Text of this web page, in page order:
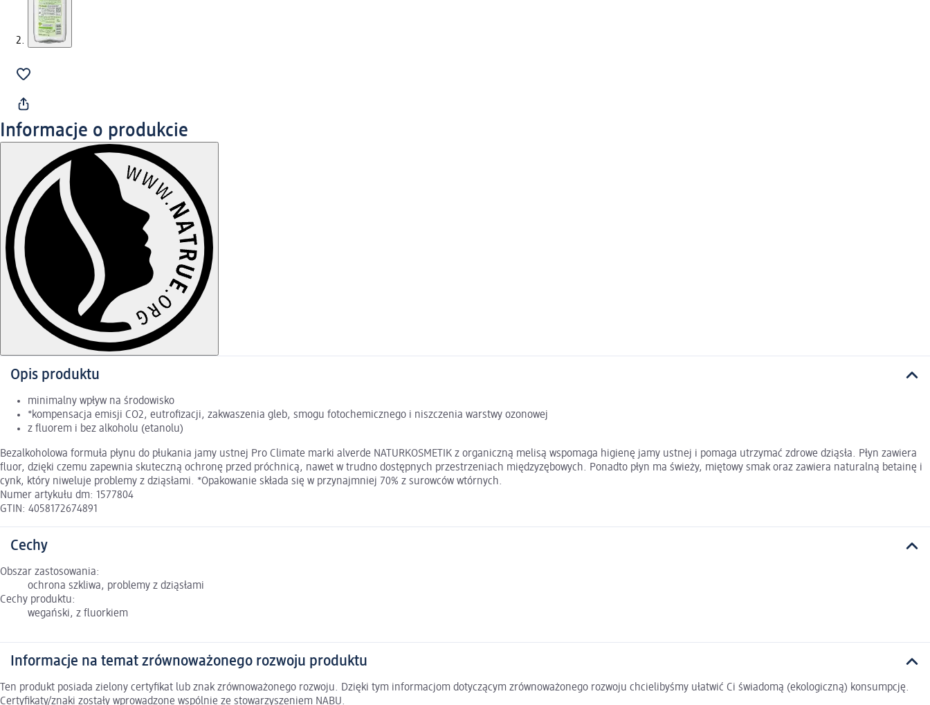
Informacje o produkcie
Opis produktu
minimalny wpływ na środowisko
*kompensacja emisji CO2, eutrofizacji, zakwaszenia gleb, smogu fotochemicznego i niszczenia warstwy ozonowej
z fluorem i bez alkoholu (etanolu)
Bezalkoholowa formuła płynu do płukania jamy ustnej Pro Climate marki alverde NATURKOSMETIK z organiczną melisą wspomaga higienę jamy ustnej i pomaga utrzymać zdrowe dziąsła. Płyn zawiera
fluor, dzięki czemu zapewnia skuteczną ochronę przed próchnicą, nawet w trudno dostępnych przestrzeniach międzyzębowych. Ponadto płyn ma świeży, miętowy smak oraz zawiera naturalną betainę i
cynk, który niweluje problemy z dziąsłami. *Opakowanie składa się w przynajmniej 70% z surowców wtórnych.
Numer artykułu dm: 1577804
GTIN: 4058172674891
Cechy
Obszar zastosowania:
ochrona szkliwa, problemy z dziąsłami
Cechy produktu:
wegański, z fluorkiem
Informacje na temat zrównoważonego rozwoju produktu
Ten produkt posiada zielony certyfikat lub znak zrównoważonego rozwoju. Dzięki tym informacjom dotyczącym zrównoważonego rozwoju chcielibyśmy ułatwić Ci świadomą (ekologiczną) konsumpcję.
Certyfikaty/znaki zostały wprowadzone wspólnie ze stowarzyszeniem NABU.